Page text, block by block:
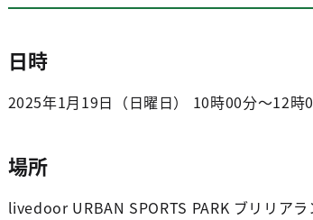
日時
2025年1月19日（日曜日） 10時00分～12
場所
livedoor URBAN SPORTS PARK ブリリア